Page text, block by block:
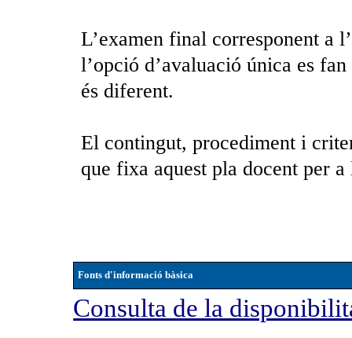
L’examen final corresponent a
l’opció d’avaluació única es
és diferent.
El contingut, procediment i
que fixa aquest pla docent per
Fonts d'informació bàsica
Consulta de la